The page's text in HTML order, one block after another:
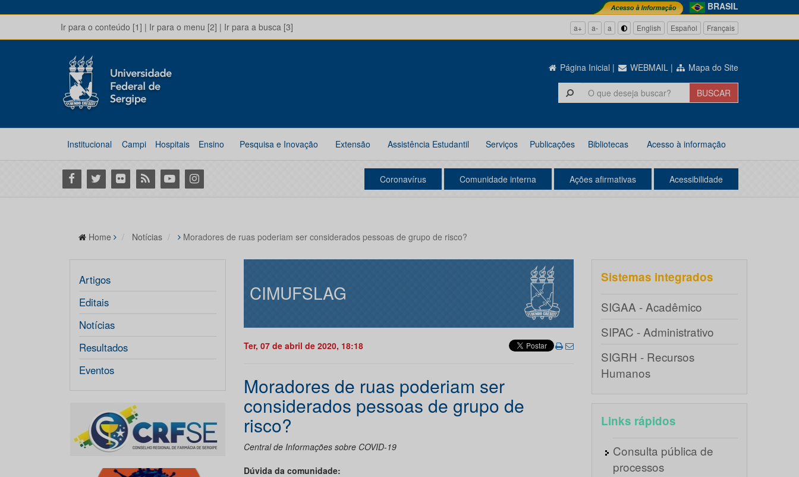
BRASIL
Ir para o conteúdo [1] | Ir para o menu [2] | Ir para a busca [3] a+ a- a English Español Français
Página Inicial | WEBMAIL | Mapa do Site
Institucional Campi Hospitais Ensino Pesquisa e Inovação Extensão Assistência Estudantil Serviços Publicações Bibliotecas Acesso à informação
Facebook
Twitter Flickr RSS YoutubeInstagram Coronavírus Comunidade interna Ações afirmativas Acessibilidade
Home Notícias Moradores de ruas poderiam ser considerados pessoas de grupo de risco?
Artigos
Editais
Notícias
Resultados
Eventos
CIMUFSLAG
Ter, 07 de abril de 2020, 18:18
Moradores de ruas poderiam ser
considerados pessoas de grupo de
risco?
Central de Informações sobre COVID-19
Dúvida da comunidade:
Sistemas integrados
SIGAA - Acadêmico
SIPAC - Administrativo
SIGRH - Recursos
Humanos
Links rápidos
Consulta pública de
processos